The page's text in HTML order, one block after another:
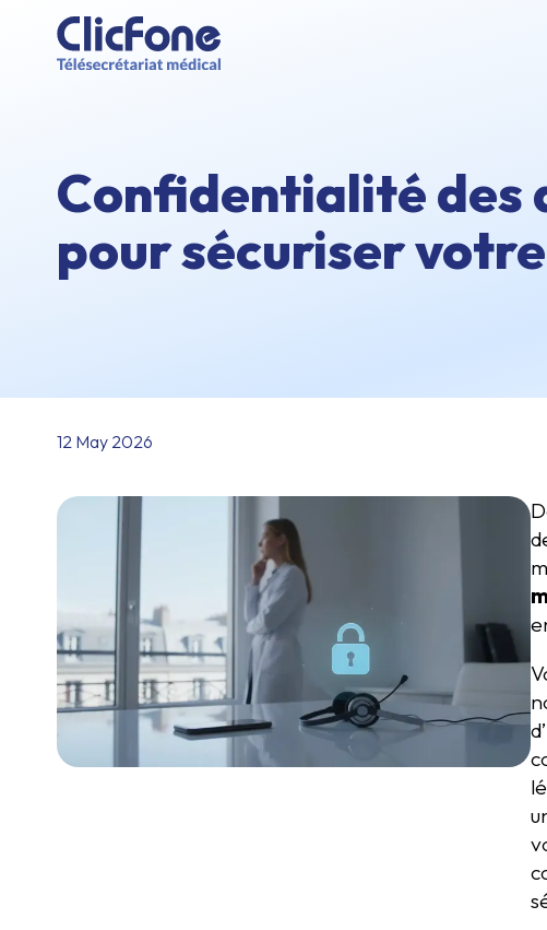
Confidentialité des
pour sécuriser
12 May 2026